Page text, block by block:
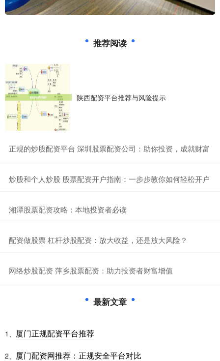
推荐阅读
陕西配资平台推荐与风险提示
​正规的炒股配资平台 深圳股票配资公司：助你投资，成就财富
​炒股和个人炒股 股票配资开户指南：一步步教你如何轻松开户
​湘潭股票配资攻略：本地投资者必读
​配资做股票 杠杆炒股配资：放大收益，还是放大风险？
​网络炒股配资 萍乡股票配资：助力投资者财富增值
最新文章
1、 厦门正规配资平台推荐
2、 厦门配资网推荐：正规安全平台对比